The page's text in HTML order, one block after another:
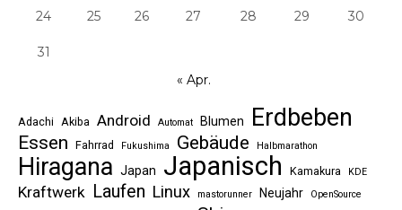
24 25 26 27 28 29 30
31
« Apr.
Adachi Akiba Android Automat Blumen Erdbeben
Essen Fahrrad Fukushima Gebäude Halbmarathon
Hiragana Japan Japanisch Kamakura KDE
Kraftwerk Laufen Linux mastorunner Neujahr
OpenSource